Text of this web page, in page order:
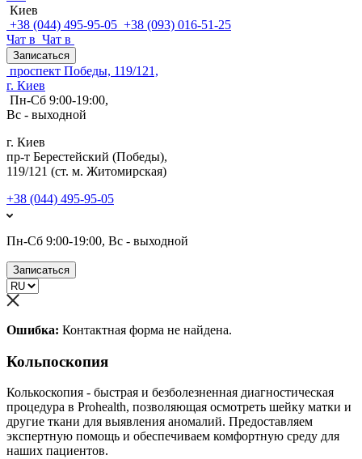
Киев
+38 (044) 495-95-05 +38 (093) 016-51-25
Чат в Чат в
Записаться
проспект Победы, 119/121,
г. Киев
Пн-Сб 9:00-19:00,
Вс - выходной
г. Киев
пр-т Берестейский (Победы),
119/121 (ст. м. Житомирская)
+38 (044) 495-95-05
Пн-Сб 9:00-19:00, Вс - выходной
Записаться
Ошибка: Контактная форма не найдена.
Кольпоскопия
Колькоскопия - быстрая и безболезненная диагностическая
процедура в Prohealth, позволяющая осмотреть шейку матки и
другие ткани для выявления аномалий. Предоставляем
экспертную помощь и обеспечиваем комфортную среду для
наших пациентов.